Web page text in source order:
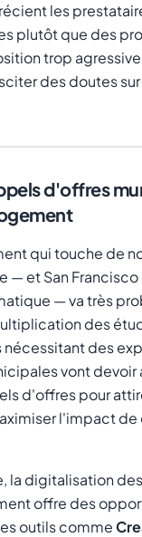
les
plutôt que des
trop
des doutes
d'offres
qui touche de
— et San Francisco
— va très
des
des
vont devoir
d'offres pour
l'impact de
la digitalisation
offre des
outils comme